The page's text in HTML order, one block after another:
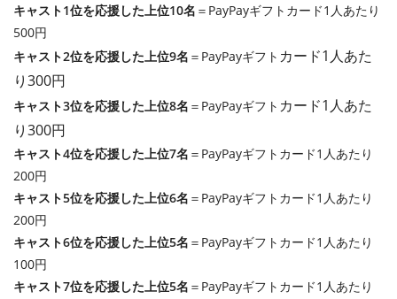
キャスト1位を応援した上位10名 ＝PayPayギフトカード1人あたり
500円
キャスト2位を応援した上位9名 ＝PayPayギフト カード1人あた
り300円
キャスト3位を応援した上位8名 ＝PayPayギフト カード1人あた
り300円
キャスト4位を応援した上位7名 ＝PayPayギフトカード1人あたり
200円
キャスト5位を応援した上位6名 ＝PayPayギフトカード1人あたり
200円
キャスト6位を応援した上位5名 ＝PayPayギフトカード1人あたり
100円
キャスト7位を応援した上位5名 ＝PayPayギフトカード1人あたり